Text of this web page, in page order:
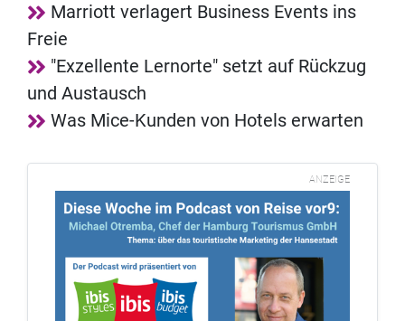
Marriott verlagert Business Events ins
Freie
"Exzellente Lernorte" setzt auf Rückzug
und Austausch
Was Mice-Kunden von Hotels erwarten
ANZEIGE